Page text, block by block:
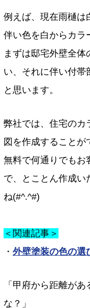
例えば、現在雨樋は
伴い色を白からカラ
まずは邸宅外壁全
い、それに伴い付帯
と思います。
弊社では、住宅のカ
図を作成することが
無料で何通りでもお
で、とことん作成い
ね(#^.^#)
＜関連記事＞
・ 外壁塗装の色の選
「甲府から距離が
な？」